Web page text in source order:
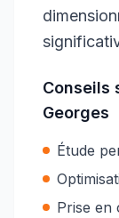
Conseils
Georges
Étude
Prise en